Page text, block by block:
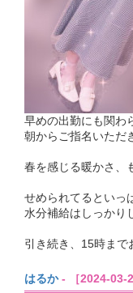
早めの出勤にも関わ
朝からご指名いただ
春を感じる暖かさ、
せめられてるといっ
水分補給はしっか
引き続き、15時まで
はるか- ［2024-03-